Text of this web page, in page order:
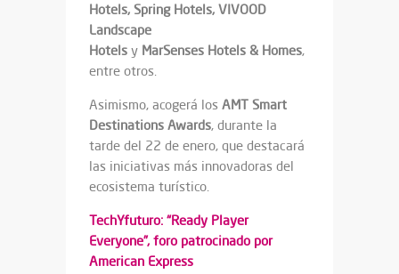
Hotels, Spring Hotels, VIVOOD
Landscape
Hotels y MarSenses Hotels & Homes,
entre otros.
Asimismo, acogerá los AMT Smart
Destinations Awards, durante la
tarde del 22 de enero, que destacará
las iniciativas más innovadoras del
ecosistema turístico.
TechYfuturo: “Ready Player
Everyone”, foro patrocinado por
American Express